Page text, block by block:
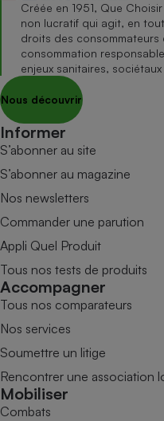
Créée en 1951, Que
non lucratif qui agit, en
droits des
consommation
enjeux sanitaires,
Nous découvrir
Informer
S’abonner au site
S’abonner au magazine
Nos newsletters
Commander une parution
Appli Quel Produit
Tous nos tests de produits
Accompagner
Tous nos comparateurs
Nos services
Soumettre un litige
Rencontrer une association
Mobiliser
Combats